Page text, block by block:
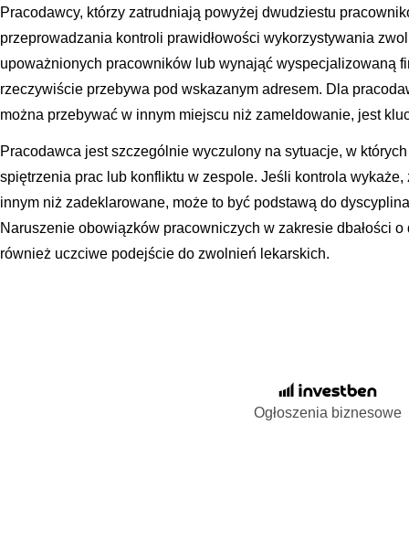
Pracodawcy, którzy zatrudniają powyżej dwudziestu
przeprowadzania kontroli prawidłowości wykorzystywania
upoważnionych pracowników lub wynająć wyspecjalizowaną
rzeczywiście przebywa pod wskazanym adresem. Dla
można przebywać w innym miejscu niż zameldowanie, jest
Pracodawca jest szczególnie wyczulony na sytuacje, w
spiętrzenia prac lub konfliktu w zespole. Jeśli kontrola
innym niż zadeklarowane, może to być podstawą do
Naruszenie obowiązków pracowniczych w zakresie dbałości o
również uczciwe podejście do zwolnień lekarskich.
Ogłoszenia biznesowe